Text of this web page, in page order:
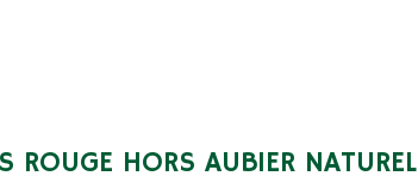
ROUGE HORS AUBIER NATUREL